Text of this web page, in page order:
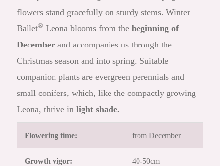
flowers stand gracefully on sturdy stems. Winter
Ballet® Leona blooms from thebeginning of
December and accompanies us through the
Christmas season and into spring. Suitable
companion plants are evergreen perennials and
small conifers, which, like the compactly growing
Leona, thrive inlight shade.
Flowering time: from December
Growth vigor: 40-50cm